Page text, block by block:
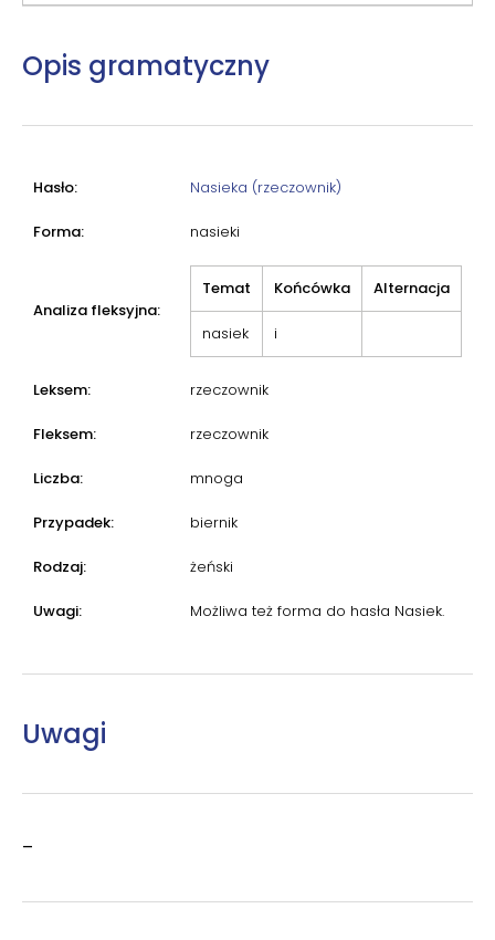
Opis gramatyczny
Hasło: Nasieka (rzeczownik)
Forma: nasieki
Analiza fleksyjna:
Temat Końcówka Alternacja
nasiek i
Leksem: rzeczownik
Fleksem: rzeczownik
Liczba: mnoga
Przypadek: biernik
Rodzaj: żeński
Uwagi: Możliwa też forma do hasła Nasiek.
Uwagi
–